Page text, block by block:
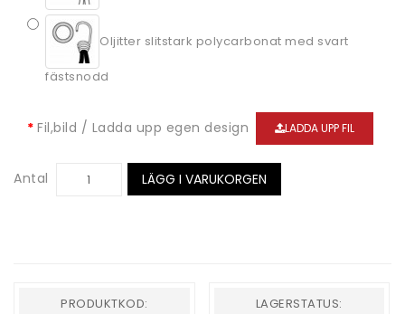
Oljitter slitstark polycarbonat med svart
fästsnodd
Fil,bild / Ladda upp egen design LADDA UPP FIL
Antal LÄGG I VARUKORGEN
PRODUKTKOD: LAGERSTATUS: